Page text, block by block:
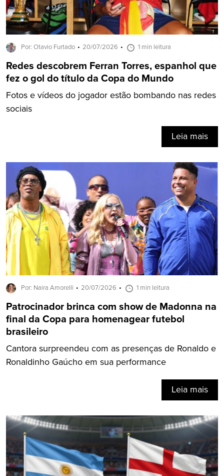
Por: Otavio Furtado 20/07/2026 1 min leitura
Redes descobrem Ferran Torres, espanhol que
fez o gol do título da Copa do Mundo
Fotos e vídeos do jogador estão bombando nas redes
sociais
Leia mais
Por: Naira Amorelli 20/07/2026 1 min leitura
Patrocinador brinca com show de Madonna na
final da Copa para homenagear futebol
brasileiro
Cantora surpreendeu com as presenças de Ronaldo e
Ronaldinho Gaúcho em sua performance
Leia mais